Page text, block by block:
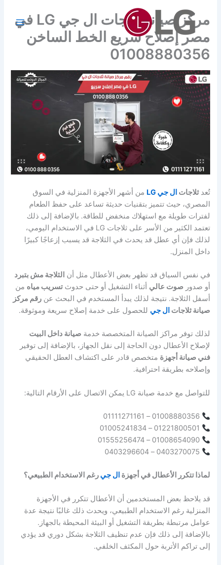
المحتوى
مركز صيانة ثلاجات ال جي LG في
مصر إصلاح سريع الخط الساخن
01008880356
تُعدثلاجات ال جي LG من أشهر الأجهزة المنزلية في السوق
المصري، حيث تتميز بتقنيات حديثة تساعد على حفظ الطعام
لفترات طويلة مع استهلاك منخفض للطاقة. بالإضافة إلى ذلك
تعتمد الكثير من الأسر على ثلاجات LG في الاستخدام اليومي،
لذلك فإن أي عطل قد يحدث في الثلاجة قد يسبب إزعاجًا كبيرًا
داخل المنزل.
في نفس السياق قد تظهر بعض الأعطال مثل أن الثلاجة مش بتبرد
أو صدور صوت عالي أثناء التشغيل أو حتى حدوثتسريب مياه من
أسفل الثلاجة. نتيجة لذلك يبدأ المستخدم في البحث عنرقم مركز
صيانة ثلاجات ال جي للحصول على خدمة إصلاح سريعة وموثوقة.
لذلك توفر مراكز الصيانة المتخصصة خدمة صيانة داخل البيت
لإصلاح الأعطال دون الحاجة إلى نقل الجهاز، بالإضافة إلى توفير
فني صيانة أجهزة متخصص قادر على اكتشاف العطل الحقيقي
وإصلاحه بطريقة احترافية.
للتواصل مع خدمة صيانة LG يمكن الاتصال على الأرقام التالية:
01008654090 – 01555256474
لماذا تتكرر الأعطال في أجهزة ال جي رغم الاستخدام الطبيعي؟
قد يلاحظ بعض المستخدمين أن الأعطال تتكرر في الأجهزة
المنزلية رغم الاستخدام الطبيعي، ويحدث ذلك غالبًا نتيجة عدة
عوامل مرتبطة بطريقة التشغيل أو البيئة المحيطة بالجهاز.
بالإضافة إلى ذلك فإن عدم تنظيف الثلاجة بشكل دوري قد يؤدي
إلى تراكم الأتربة حول المكثف الخلفي.